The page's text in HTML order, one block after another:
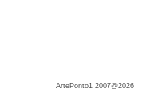
ArtePonto1 2007@2026